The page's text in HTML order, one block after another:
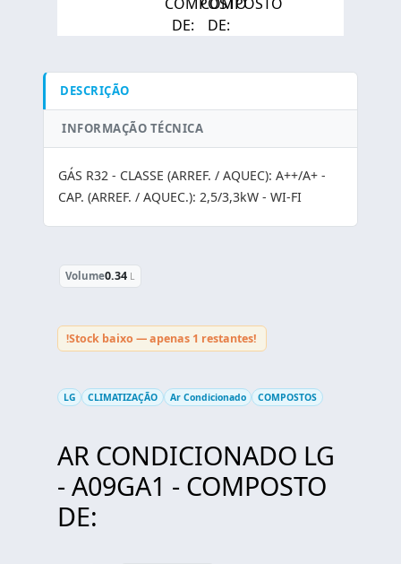
DESCRIÇÃO
INFORMAÇÃO TÉCNICA
GÁS R32 - CLASSE (ARREF. / AQUEC): A++/A+ -
CAP. (ARREF. / AQUEC.): 2,5/3,3kW - WI-FI
Volume0.34
!Stock baixo — apenas 1 restantes!
LG CLIMATIZAÇÃO Ar Condicionado COMPOSTOS
Title
AR CONDICIONADO LG
- A09GA1 - COMPOSTO
DE: